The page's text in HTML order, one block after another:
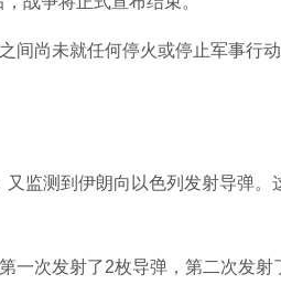
尚未就任何停火或停止军事行动
监测到伊朗向以色列发射导弹。
一次发射了2枚导弹，第二次发射